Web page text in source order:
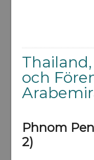
och
Phnom
2)